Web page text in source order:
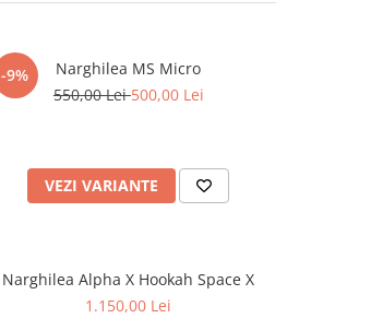
-9%
Narghilea MS Micro
550,00 Lei500,00 Lei
VEZI VARIANTE
Narghilea Alpha X Hookah Space X
1.150,00 Lei